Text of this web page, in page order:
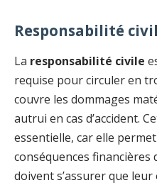
Responsabilité
La responsabilité civile
requise pour circuler en
couvre les dommages
autrui en cas d’accident.
essentielle, car elle
conséquences financières
doivent s’assurer que